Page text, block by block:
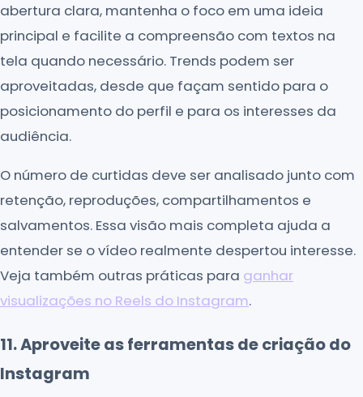
abertura clara, mantenha o foco em uma ideia
principal e facilite a compreensão com textos na
tela quando necessário. Trends podem ser
aproveitadas, desde que façam sentido para o
posicionamento do perfil e para os interesses da
audiência.
O número de curtidas deve ser analisado junto com
retenção, reproduções, compartilhamentos e
salvamentos. Essa visão mais completa ajuda a
entender se o vídeo realmente despertou interesse.
Veja também outras práticas para ganhar
visualizações no Reels do Instagram.
11. Aproveite as ferramentas de criação do
Instagram